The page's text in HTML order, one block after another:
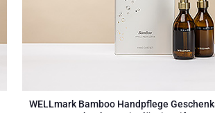
WELLmark Bamboo Handpflege